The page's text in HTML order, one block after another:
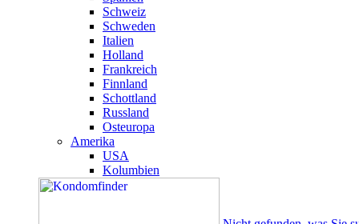
Schweiz
Schweden
Italien
Holland
Frankreich
Finnland
Schottland
Russland
Osteuropa
Amerika
USA
Kolumbien